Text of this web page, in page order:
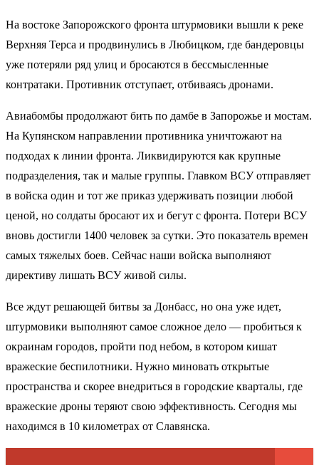
На востоке Запорожского фронта штурмовики вышли к реке
Верхняя Терса и продвинулись в Любицком, где бандеровцы
уже потеряли ряд улиц и бросаются в бессмысленные
контратаки. Противник отступает, отбиваясь дронами.
Авиабомбы продолжают бить по дамбе в Запорожье и мостам.
На Купянском направлении противника уничтожают на
подходах к линии фронта. Ликвидируются как крупные
подразделения, так и малые группы. Главком ВСУ отправляет
в войска один и тот же приказ удерживать позиции любой
ценой, но солдаты бросают их и бегут с фронта. Потери ВСУ
вновь достигли 1400 человек за сутки. Это показатель времен
самых тяжелых боев. Сейчас наши войска выполняют
директиву лишать ВСУ живой силы.
Все ждут решающей битвы за Донбасс, но она уже идет,
штурмовики выполняют самое сложное дело — пробиться к
окраинам городов, пройти под небом, в котором кишат
вражеские беспилотники. Нужно миновать открытые
пространства и скорее внедриться в городские кварталы, где
вражеские дроны теряют свою эффективность. Сегодня мы
находимся в 10 километрах от Славянска.